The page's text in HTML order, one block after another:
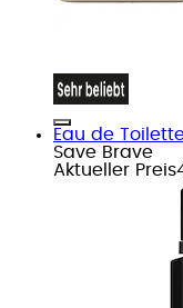
Eau de
Save Brave
Aktueller Preis